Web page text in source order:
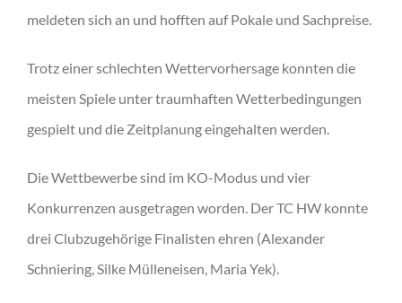
meldeten sich an und hofften auf Pokale und Sachpreise.
Trotz einer schlechten Wettervorhersage konnten die
meisten Spiele unter traumhaften Wetterbedingungen
gespielt und die Zeitplanung eingehalten werden.
Die Wettbewerbe sind im KO-Modus und vier
Konkurrenzen ausgetragen worden. Der TC HW konnte
drei Clubzugehörige Finalisten ehren (Alexander
Schniering, Silke Mülleneisen, Maria Yek).